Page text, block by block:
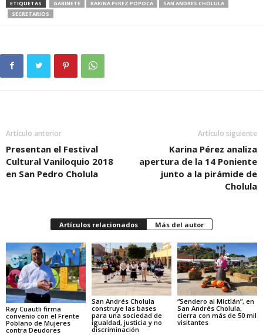
ETIQUETAS GABINETE KARINA PEREZ POPOCA
SAN ANDRES CHOLULA
SECRETARIOS
Artículo anterior
Presentan el Festival
Cultural Vaniloquio 2018
en San Pedro Cholula
Artículo siguiente
Karina Pérez analiza
apertura de la 14 Poniente
junto a la pirámide de
Cholula
Artículos relacionados Más del autor
Ray Cuautli firma
convenio con el Frente
Poblano de Mujeres
contra Deudores
San Andrés Cholula
construye las bases
para una sociedad de
igualdad, justicia y no
discriminación
“Sendero al Mictlán”, en
San Andrés Cholula,
cierra con más de 50 mil
visitantes